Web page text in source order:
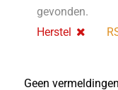
gevonden.
Herstel
Geen